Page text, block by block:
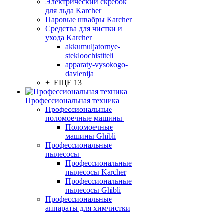
Электрический скребок
для льда Karcher
Паровые швабры Karcher
Средства для чистки и
ухода Karcher
akkumuljatornye-
stekloochistiteli
apparaty-vysokogo-
davlenija
+ ЕЩЕ 13
Профессиональная техника
Профессиональные
поломоечные машины
Поломоечные
машины Ghibli
Профессиональные
пылесосы
Профессиональные
пылесосы Karcher
Профессиональные
пылесосы Ghibli
Профессиональные
аппараты для химчистки